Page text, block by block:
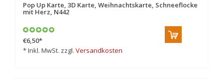
Pop Up Karte, 3D Karte, Weihnachtskarte, Schneeflocke
mit Herz, N442
€6,50*
* Inkl. MwSt. zzgl. Versandkosten